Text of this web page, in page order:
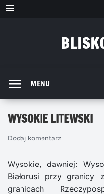
Przejdź
MENU
WYSOKIE LITEWSKI
Dodaj komentarz
Wysokie, dawniej:
Białorusi przy
granicach